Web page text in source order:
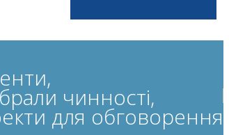
чинності,
для обговорення